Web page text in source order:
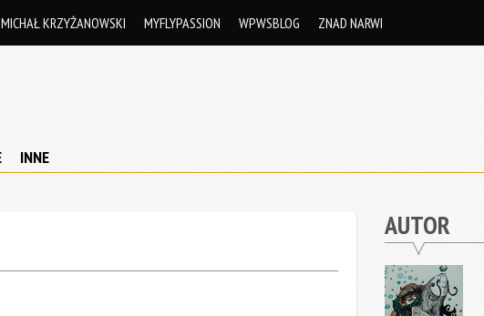
MICHAŁ KRZYŻANOWSKI MYFLYPASSION WPWSBLOG ZNAD NARWI
INNE
AUTOR